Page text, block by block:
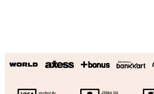
0.36 Karat Pırlanta Baget Küpe